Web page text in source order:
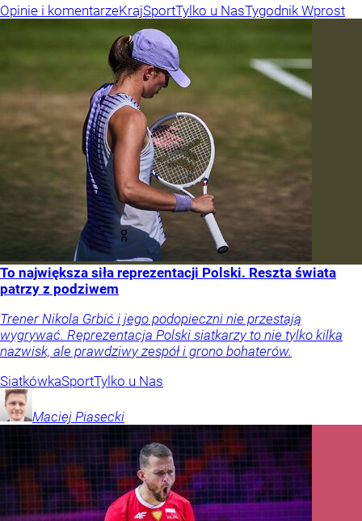
Opinie i komentarzeKrajSportTylko u NasTygodnik Wprost
To największa siła reprezentacji Polski. Reszta świata
patrzy z podziwem
Trener Nikola Grbić i jego podopieczni nie przestają
wygrywać. Reprezentacja Polski siatkarzy to nie tylko kilka
nazwisk, ale prawdziwy zespół i grono bohaterów.
SiatkówkaSportTylko u Nas
Maciej Piasecki